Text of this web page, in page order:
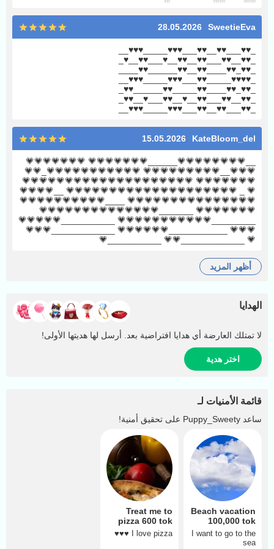
SweetieEva
28.05.2026
_♥♥___♥♥__♥♥___♥♥♥_____♥♥♥__
_♥♥__♥♥___♥♥__♥♥__♥___♥♥__♥_
_♥♥_♥♥____♥♥__♥♥______♥♥____
_♥♥♥♥_____♥♥___♥♥♥_____♥♥♥__
_♥♥_♥♥____♥♥_____♥♥______♥♥_
_♥♥__♥♥___♥♥__♥__♥♥___♥__♥♥_
_♥♥___♥♥__♥♥___♥♥♥_____♥♥♥__
KateBloom_del
15.05.2026
__💗💗💗💗💗💗💗💗______💗💗💗💗💗💗💗 💗💗💗💗💗💗💗
💗💗💗__💗💗💗💗💗💗💗💗💗 💗💗💗💗💗💗💗💗💗💗💗_💗💗
💗💗💗💗💗💗💗 💗💗💗💗💗💗💗💗💗💗💗💗💗💗💗💗💗💗💗💗
💗 _ 💗💗💗💗💗💗💗💗💗💗💗💗💗💗💗💗💗💗💗💗 __💗💗💗💗
💗💗💗💗💗💗💗💗💗💗💗💗💗💗💗 ____💗💗💗💗💗💗💗💗💗💗
💗💗💗💗💗💗💗 _______💗💗💗💗💗💗💗💗💗💗💗💗💗💗
_________💗💗💗💗💗💗💗💗💗💗💗 ___________💗💗💗💗💗
💗💗💗 ____________💗💗💗💗💗💗 _____________💗💗💗
💗 _____________💗💗 ___________💗
أظهر المزيد
الهدايا
لا تمتلك العارضة أي هدايا افتراضية بعد. أرسل لها هديتها الأولى!
اختر هدية
قائمة الأمنيات لـ
ساعد Puppy_Sweety على تحقيق أمنية!
Beach vacation
100,000 tok
I want to go to the
sea
Treat me to
pizza 600 tok
I love pizza ♥️♥️♥️